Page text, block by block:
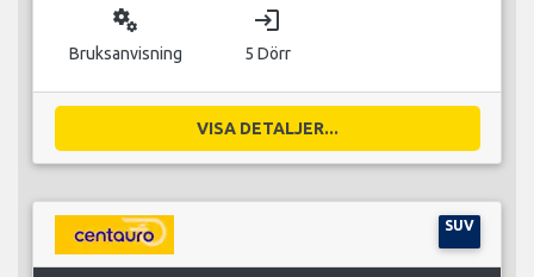
miscellaneous_services
Bruksanvisning
login
5 Dörr
VISA DETALJER...
SUV